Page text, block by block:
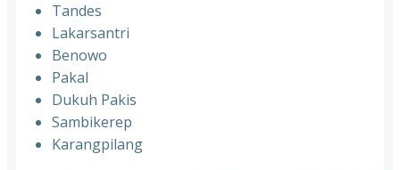
Tandes
Lakarsantri
Benowo
Pakal
Dukuh Pakis
Sambikerep
Karangpilang